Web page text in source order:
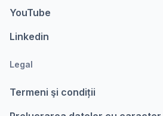
YouTube
Linkedin
Legal
Termeni şi condiții